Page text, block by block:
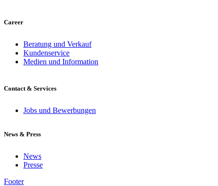
Career
Beratung und Verkauf
Kundenservice
Medien und Information
Contact & Services
Jobs und Bewerbungen
News & Press
News
Presse
Footer